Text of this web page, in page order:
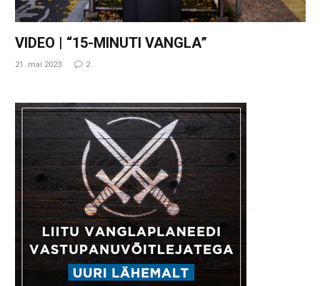
VIDEO | “15-MINUTI VANGLA”
21. mai 2023 2